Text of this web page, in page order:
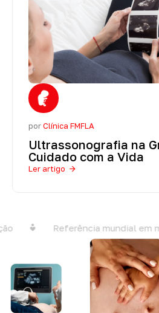
porClínica FMFLA
Ultrassonografia na
Cuidado com a Vida
Ler artigo
Referência mundial em